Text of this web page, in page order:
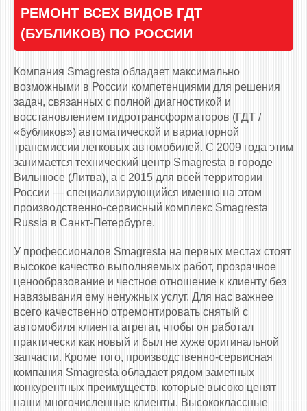
РЕМОНТ ВСЕХ ВИДОВ ГДТ
(БУБЛИКОВ) ПО РОССИИ
Компания Smagresta обладает максимально
возможными в России компетенциями для решения
задач, связанных с полной диагностикой и
восстановлением гидротрансформаторов (ГДТ /
«бубликов») автоматической и вариаторной
трансмиссии легковых автомобилей. С 2009 года этим
занимается технический центр Smagresta в городе
Вильнюсе (Литва), а с 2015 для всей территории
России — специализирующийся именно на этом
производственно-сервисный комплекс Smagresta
Russia в Санкт-Петербурге.
У профессионалов Smagresta на первых местах стоят
высокое качество выполняемых работ, прозрачное
ценообразование и честное отношение к клиенту без
навязывания ему ненужных услуг. Для нас важнее
всего качественно отремонтировать снятый с
автомобиля клиента агрегат, чтобы он работал
практически как новый и был не хуже оригинальной
запчасти. Кроме того, производственно-сервисная
компания Smagresta обладает рядом заметных
конкурентных преимуществ, которые высоко ценят
наши многочисленные клиенты. Высококлассные